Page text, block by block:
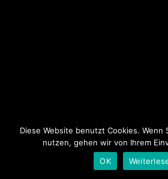
Diese Website benutzt Cookies. Wenn
nutzen, gehen wir von Ihrem
OK